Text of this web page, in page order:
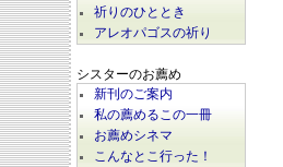
祈りのひととき
アレオパゴスの祈り
シスターのお薦め
新刊のご案内
私の薦めるこの一冊
お薦めシネマ
こんなとこ行った！